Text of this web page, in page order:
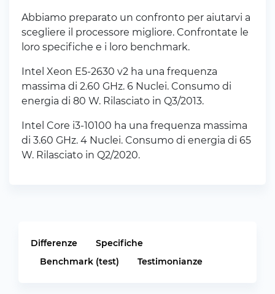
Abbiamo preparato un confronto per aiutarvi a
scegliere il processore migliore. Confrontate le
loro specifiche e i loro benchmark.
Intel Xeon E5-2630 v2 ha una frequenza
massima di 2.60 GHz. 6 Nuclei. Consumo di
energia di 80 W. Rilasciato in Q3/2013.
Intel Core i3-10100 ha una frequenza massima
di 3.60 GHz. 4 Nuclei. Consumo di energia di 65
W. Rilasciato in Q2/2020.
Differenze
Specifiche
Benchmark (test)
Testimonianze